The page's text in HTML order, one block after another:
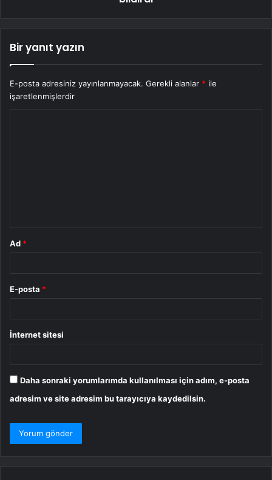
Bir yanıt yazın
E-posta adresiniz yayınlanmayacak. Gerekli alanlar * ile
işaretlenmişlerdir
Ad *
E-posta *
İnternet sitesi
Daha sonraki yorumlarımda kullanılması için adım, e-posta
adresim ve site adresim bu tarayıcıya kaydedilsin.